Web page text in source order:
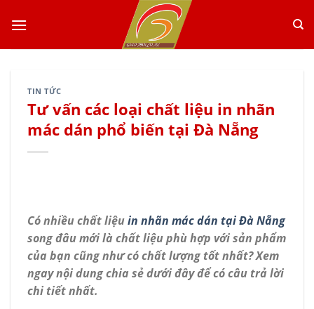
TIN TỨC
Tư vấn các loại chất liệu in nhãn
mác dán phổ biến tại Đà Nẵng
Có nhiều chất liệuin nhãn mác dán tại Đà Nẵng
song đâu mới là chất liệu phù hợp với sản phẩm
của bạn cũng như có chất lượng tốt nhất? Xem
ngay nội dung chia sẻ dưới đây để có câu trả lời
chi tiết nhất.